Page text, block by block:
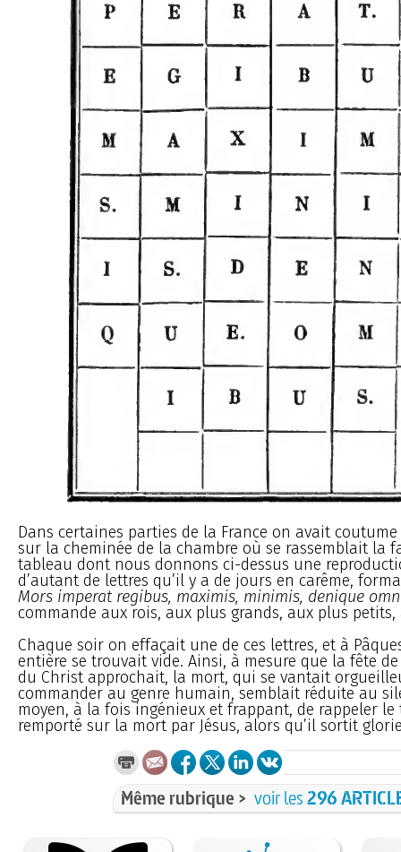
Dans certaines parties de la France on avait coutume
sur la cheminée de la chambre où se rassemblait la
tableau dont nous donnons ci-dessus une
d’autant de lettres qu’il y a de jours en carême,
Mors imperat regibus, maximis, minimis, denique
commande aux rois, aux plus grands, aux plus
Chaque soir on effaçait une de ces lettres, et à
entière se trouvait vide. Ainsi, à mesure que la fête
du Christ approchait, la mort, qui se vantait
commander au genre humain, semblait réduite au
moyen, à la fois ingénieux et frappant, de rappeler
remporté sur la mort par Jésus, alors qu’il sortit
Même rubrique > voir les296